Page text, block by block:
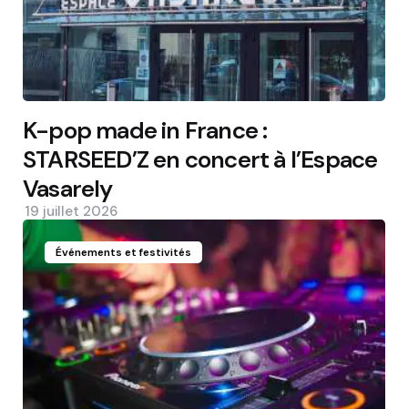
K-pop made in France :
STARSEED’Z en concert à l’Espace
Vasarely
19 juillet 2026
Événements et festivités